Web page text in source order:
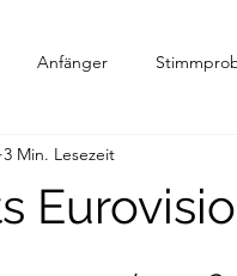
Anfänger
3 Min. Lesezeit